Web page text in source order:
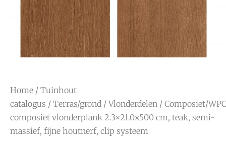
Home / Tuinhout
catalogus / Terras/grond /Vlonderdelen / Composiet/WPC
composiet vlonderplank 2.3×21.0x500 cm, teak, semi-
massief, fijne houtnerf, clip systeem